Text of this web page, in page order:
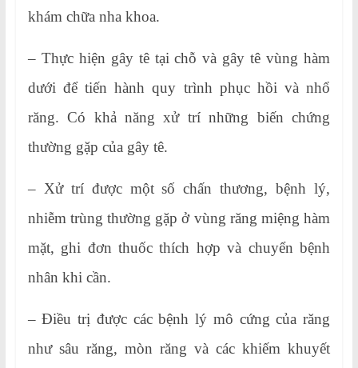
khám chữa nha khoa.
– Thực hiện gây tê tại chỗ và gây tê vùng hàm
dưới để tiến hành quy trình phục hồi và nhổ
răng. Có khả năng xử trí những biến chứng
thường gặp của gây tê.
– Xử trí được một số chấn thương, bệnh lý,
nhiễm trùng thường gặp ở vùng răng miệng hàm
mặt, ghi đơn thuốc thích hợp và chuyển bệnh
nhân khi cần.
– Điều trị được các bệnh lý mô cứng của răng
như sâu răng, mòn răng và các khiếm khuyết